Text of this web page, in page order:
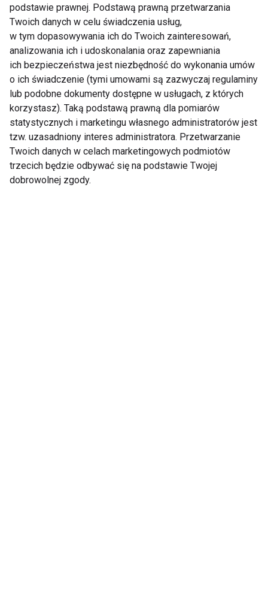
Poznaj 5 korzyści z
masażu po
intensywnym treningu
5 Zasad Skutecznego
Treningu Cardio
podstawie prawnej. Podstawą prawną przetwarzania
Twoich danych w celu świadczenia usług,
w tym dopasowywania ich do Twoich zainteresowań,
analizowania ich i udoskonalania oraz zapewniania
ich bezpieczeństwa jest niezbędność do wykonania umów
o ich świadczenie (tymi umowami są zazwyczaj regulaminy
lub podobne dokumenty dostępne w usługach, z których
korzystasz). Taką podstawą prawną dla pomiarów
statystycznych i marketingu własnego administratorów jest
tzw. uzasadniony interes administratora. Przetwarzanie
Twoich danych w celach marketingowych podmiotów
trzecich będzie odbywać się na podstawie Twojej
dobrowolnej zgody.